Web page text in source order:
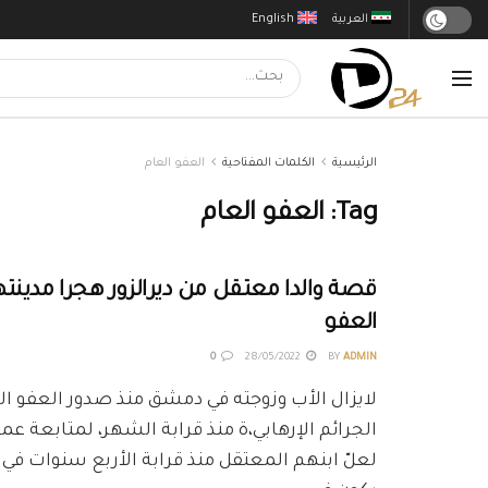
English العربية
الرئيسية الكلمات المفتاحية العفو العام
Tag: العفو العام
قصة والدا معتقل من ديرالزور هجرا
العفو
BY ADMIN
0
لايزال الأب وزوجته في دمشق منذ صدور العفو
الجرائم الإرهابي،ة منذ قرابة الشهر، لمتابعة
لعلّ ابنهم المعتقل منذ قرابة الأربع سنوات